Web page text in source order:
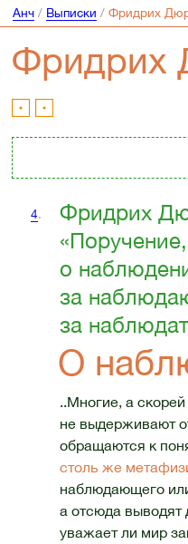
Анч/ Выписки / Фридрих
Фридрих
4.
Фридрих
о
за
за
О
..Многие, а
не выдерживают
обращаются к
cтоль же
наблюдающего
а отсюда выводят
уважает ли мир